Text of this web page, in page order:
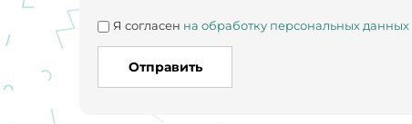
Я согласен на обработку персональных данных
Отправить